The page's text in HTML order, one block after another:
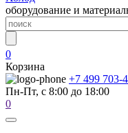
оборудование и
0
Корзина
+7 499 703-
Пн-Пт, с 8:00 до 18:00
0